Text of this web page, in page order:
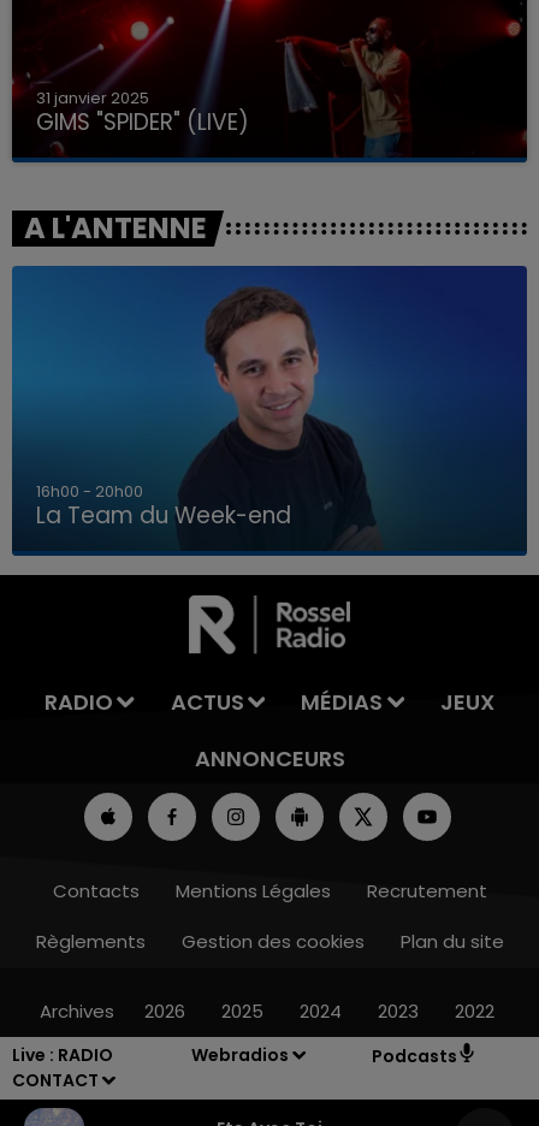
Live : RADIO
CONTACT
Webradios Podcasts
LA TEAM DU WEEK-END
31 janvier 2025
GIMS "SPIDER" (LIVE)
A L'ANTENNE
7h00 - 12h00
La Team du Week-end
RADIO ACTUS MÉDIAS
JEUX
ANNONCEURS
Contacts Mentions Légales
Recrutement
Règlements
Gestion des cookies Plan du site
Archives 2026 2025 2024 2023 2022